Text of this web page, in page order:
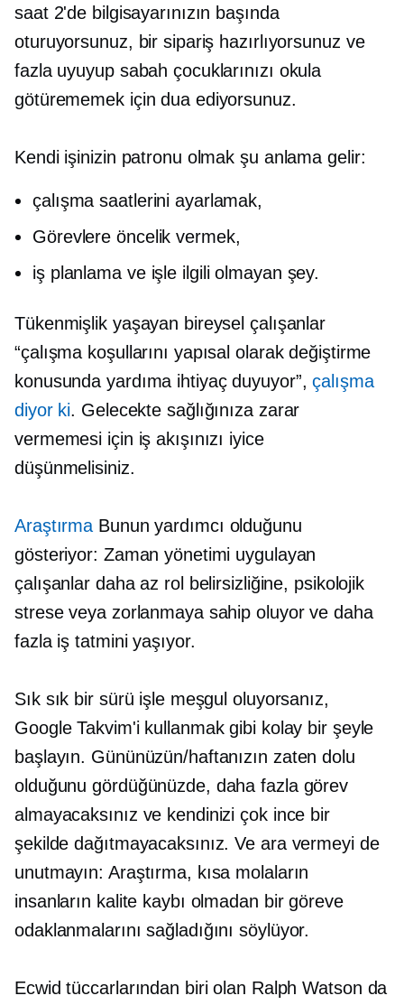
saat 2'de bilgisayarınızın başında
oturuyorsunuz, bir sipariş hazırlıyorsunuz ve
fazla uyuyup sabah çocuklarınızı okula
götürememek için dua ediyorsunuz.
Kendi işinizin patronu olmak şu anlama gelir:
çalışma saatlerini ayarlamak,
Görevlere öncelik vermek,
iş planlama ve işle ilgili olmayan şey.
Tükenmişlik yaşayan bireysel çalışanlar
“çalışma koşullarını yapısal olarak değiştirme
konusunda yardıma ihtiyaç duyuyor”,çalışma
diyor ki. Gelecekte sağlığınıza zarar
vermemesi için iş akışınızı iyice
düşünmelisiniz.
Araştırma Bunun yardımcı olduğunu
gösteriyor: Zaman yönetimi uygulayan
çalışanlar daha az rol belirsizliğine, psikolojik
strese veya zorlanmaya sahip oluyor ve daha
fazla iş tatmini yaşıyor.
Sık sık bir sürü işle meşgul oluyorsanız,
Google Takvim'i kullanmak gibi kolay bir şeyle
başlayın. Gününüzün/haftanızın zaten dolu
olduğunu gördüğünüzde, daha fazla görev
almayacaksınız ve kendinizi çok ince bir
şekilde dağıtmayacaksınız. Ve ara vermeyi de
unutmayın: Araştırma, kısa molaların
insanların kalite kaybı olmadan bir göreve
odaklanmalarını sağladığını söylüyor.
Ecwid tüccarlarından biri olan Ralph Watson da